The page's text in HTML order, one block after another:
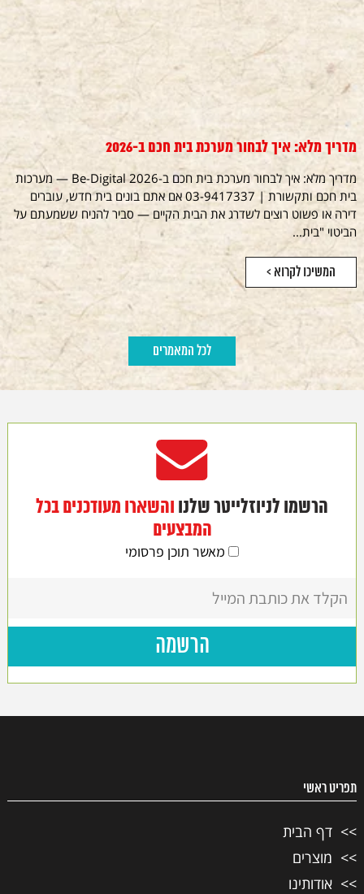
מדריך מלא: איך לבחור מערכת בית חכם ב-2026
מדריך מלא: איך לבחור מערכת בית חכם ב-2026 Be-Digital — מערכות
בית חכם ותקשורת | 03-9417337 אם אתם בונים בית חדש, עוברים
דירה או פשוט רוצים לשדרג את הבית הקיים — סביר להניח ששמעתם על
הביטוי "בית...
המשיכו לקרוא >
לכל המאמרים
הרשמו לניוזלייטר שלנו והשארו מעודכנים בכל
המבצעים
מאשר תוכן פרסומי
תפריט ראשי
דף הבית
מוצרים
אודותינו